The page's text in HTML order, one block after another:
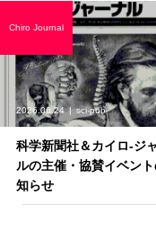
2026.06.24 sci-pub
科学新聞社＆カイロ-ジ
ルの主催・協賛イベン
知らせ
Chiro Journal